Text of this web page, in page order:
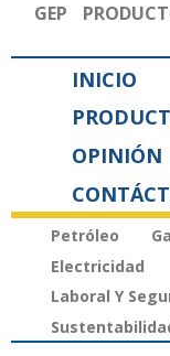
GEP
INICIO
OPINIÓN
Petróleo
Electricidad
Laboral Y